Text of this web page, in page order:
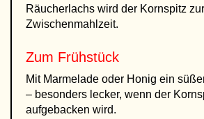
Räucherlachs wird der Kornspitz
Zwischenmahlzeit.
Zum Frühstück
Mit Marmelade oder Honig ein
– besonders lecker, wenn der
aufgebacken wird.